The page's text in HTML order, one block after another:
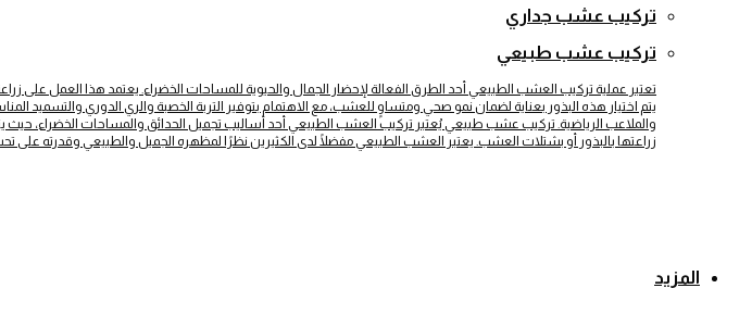
تركيب عشب جداري
تركيب عشب طبيعي
تعتبر عملية تركيب العشب الطبيعي أحد الطرق الفعالة لإحضار الجمال والحيوية للمساحات الخضراء. يعتمد هذا العمل
يتم اختيار هذه البذور بعناية لضمان نمو صحي ومتساوٍ للعشب، مع الاهتمام بتوفير التربة الخصبة والري الدوري والتسميد
والملاعب الرياضية. تركيب عشب طبيعي يُعتبر تركيب العشب الطبيعي أحد أساليب تجميل الحدائق والمساحات
زراعتها بالبذور أو بشتلات العشب. يعتبر العشب الطبيعي مفضلًا لدى الكثيرين نظرًا لمظهره الجميل والطبيعي وقدرته على
المزيد